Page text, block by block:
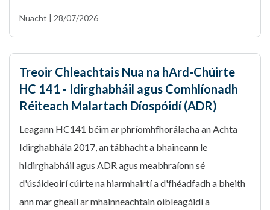
Nuacht | 28/07/2026
Treoir Chleachtais Nua na hArd-Chúirte
HC 141 - Idirghabháil agus Comhlíonadh
Réiteach Malartach Díospóidí (ADR)
Leagann HC141 béim ar phríomhfhorálacha an Achta
Idirghabhála 2017, an tábhacht a bhaineann le
hIdirghabháil agus ADR agus meabhraíonn sé
d'úsáideoirí cúirte na hiarmhairtí a d'fhéadfadh a bheith
ann mar gheall ar mhainneachtain oibleagáidí a